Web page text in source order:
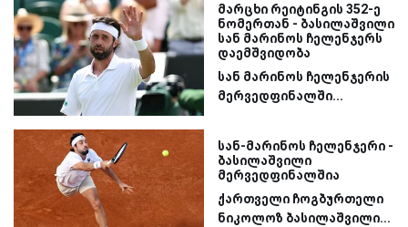
მარცხი რეიტინგის 352-ე
ნომერთან - ბასილაშვილი
სან მარინოს ჩელენჯერს
დაემშვიდობა
სან მარინოს ჩელენჯერის
მერვედფინალში...
სან-მარინოს ჩელენჯერი -
ბასილაშვილი
მერვედფინალშია
ქართველი ჩოგბურთელი
ნიკოლოზ ბასილაშვილი...